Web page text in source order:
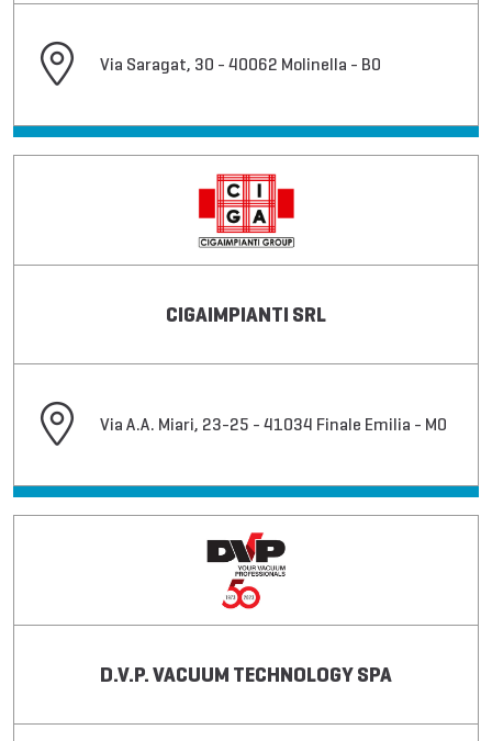
Via Saragat, 30 - 40062 Molinella - BO
CIGAIMPIANTI SRL
Via A.A. Miari, 23-25 - 41034 Finale Emilia - MO
D.V.P. VACUUM TECHNOLOGY SPA